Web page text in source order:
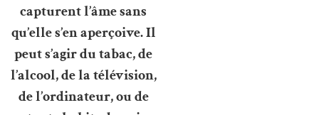
capturent l’âme sans
qu’elle s’en aperçoive. Il
peut s’agir du tabac, de
l’alcool, de la télévision,
de l’ordinateur, ou de